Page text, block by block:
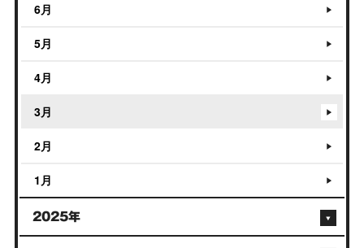
6月
5月
4月
3月
2月
1月
2025年